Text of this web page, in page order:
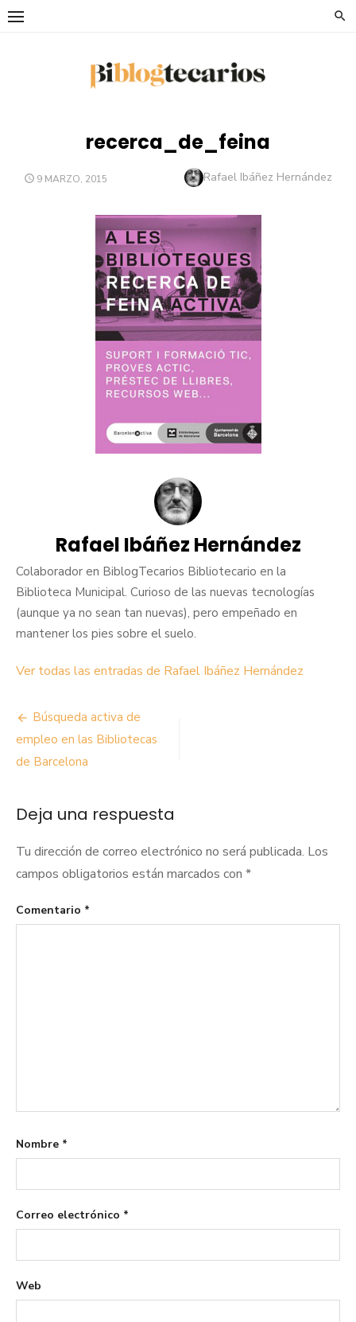
Saltar
recerca_de_feina
PUBLICADO
9 MARZO, 2015 Autor
Rafael Ibáñez Hernández
Rafael Ibáñez Hernández
Colaborador en BiblogTecarios Bibliotecario en la
Biblioteca Municipal. Curioso de las nuevas tecnologías
(aunque ya no sean tan nuevas), pero empeñado en
mantener los pies sobre el suelo.
Ver todas las entradas de Rafael Ibáñez Hernández
Navegación
de
entradas
Búsqueda activa de
empleo en las Bibliotecas
de Barcelona
Deja una respuesta
Tu dirección de correo electrónico no será publicada. Los
campos obligatorios están marcados con *
Comentario *
Nombre *
Correo electrónico *
Web